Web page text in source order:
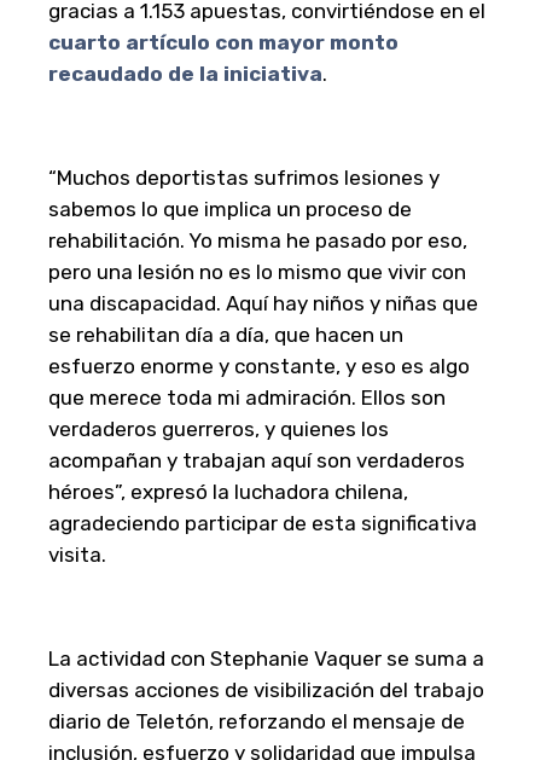
gracias a 1.153 apuestas, convirtiéndose en el
cuarto artículo con mayor monto
recaudado de la iniciativa.
“Muchos deportistas sufrimos lesiones y
sabemos lo que implica un proceso de
rehabilitación. Yo misma he pasado por eso,
pero una lesión no es lo mismo que vivir con
una discapacidad. Aquí hay niños y niñas que
se rehabilitan día a día, que hacen un
esfuerzo enorme y constante, y eso es algo
que merece toda mi admiración. Ellos son
verdaderos guerreros, y quienes los
acompañan y trabajan aquí son verdaderos
héroes”, expresó la luchadora chilena,
agradeciendo participar de esta significativa
visita.
La actividad con Stephanie Vaquer se suma a
diversas acciones de visibilización del trabajo
diario de Teletón, reforzando el mensaje de
inclusión, esfuerzo y solidaridad que impulsa